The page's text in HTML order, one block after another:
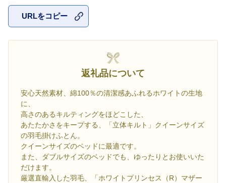
URLをコピー
返礼品について
安心天然素材、綿100％の清潔感あふれるホワイトの生地
に、
高さのあるキルティングをほどこした、
あたたかさをキープする、「立体キルト」クイーンサイズ
の羽毛掛けふとん。
クイーンサイズのベッドに最適です。
また、ダブルサイズのベッドでも、ゆったりとお使いいた
だけます。
厳選直輸入した羽毛、「ホワイトプリンセス（R）マザー